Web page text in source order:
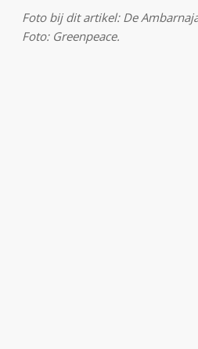
Foto bij dit artikel: De
Foto: Greenpeace.